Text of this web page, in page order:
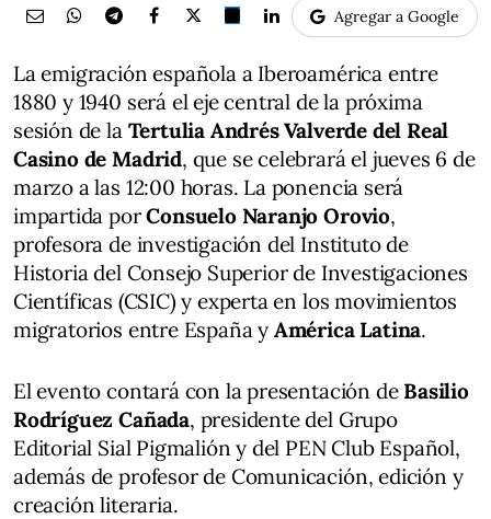
Agregar a Google
La emigración española a Iberoamérica entre
1880 y 1940 será el eje central de la próxima
sesión de la Tertulia Andrés Valverde del Real
Casino de Madrid, que se celebrará el jueves 6 de
marzo a las 12:00 horas. La ponencia será
impartida porConsuelo Naranjo Orovio,
profesora de investigación del Instituto de
Historia del Consejo Superior de Investigaciones
Científicas (CSIC) y experta en los movimientos
migratorios entre España y América Latina.
El evento contará con la presentación de Basilio
Rodríguez Cañada, presidente del Grupo
Editorial Sial Pigmalión y del PEN Club Español,
además de profesor de Comunicación, edición y
creación literaria.